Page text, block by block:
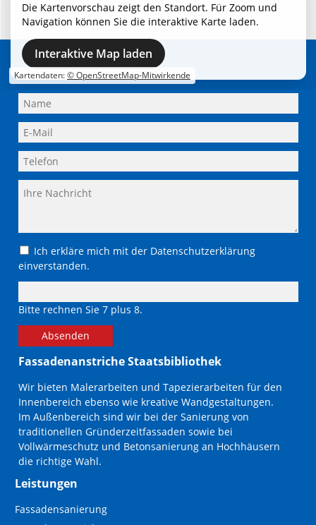
Die Kartenvorschau zeigt den Standort. Für Zoom und
Navigation können Sie die interaktive Karte laden.
Interaktive Map laden
Kartendaten:© OpenStreetMap-Mitwirkende Adresse
Flossenbürger Straße 1
+49 / 89 / 68 20 58
+49 / 89 / 68 039-59
Schreiben Sie uns
Ich erkläre mich mit der Datenschutzerklärung
einverstanden.
Bitte rechnen Sie 7 plus 8.
Absenden
Fassadenanstriche Staatsbibliothek
Wir bieten Malerarbeiten und Tapezierarbeiten für den
Innenbereich ebenso wie kreative Wandgestaltungen.
Im Außenbereich sind wir bei der Sanierung von
traditionellen Gründerzeitfassaden sowie bei
Vollwärmeschutz und Betonsanierung an Hochhäusern
die richtige Wahl.
Leistungen
Navigation
Fassadensanierung